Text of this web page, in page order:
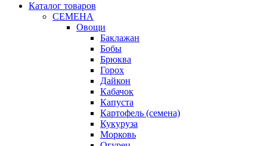
Каталог товаров
СЕМЕНА
Овощи
Баклажан
Бобы
Брюква
Горох
Дайкон
Кабачок
Капуста
Картофель (семена)
Кукуруза
Морковь